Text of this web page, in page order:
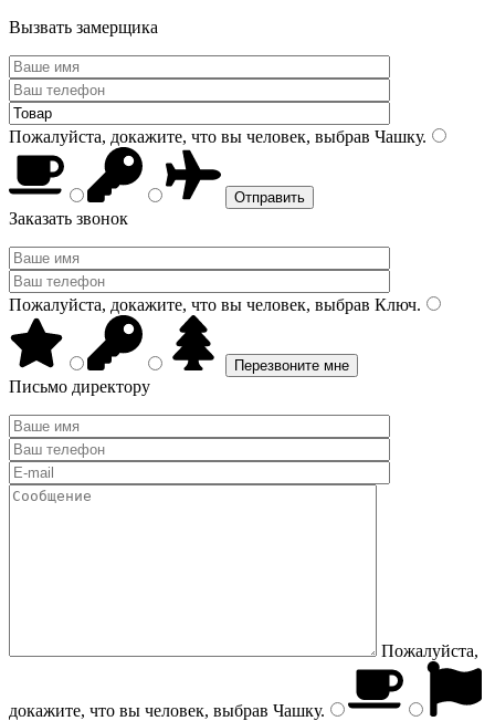
Вызвать замерщика
Пожалуйста, докажите, что вы человек, выбрав Чашку.
Заказать звонок
Пожалуйста, докажите, что вы человек, выбрав Ключ.
Письмо директору
Пожалуйста,
докажите, что вы человек, выбрав Чашку.